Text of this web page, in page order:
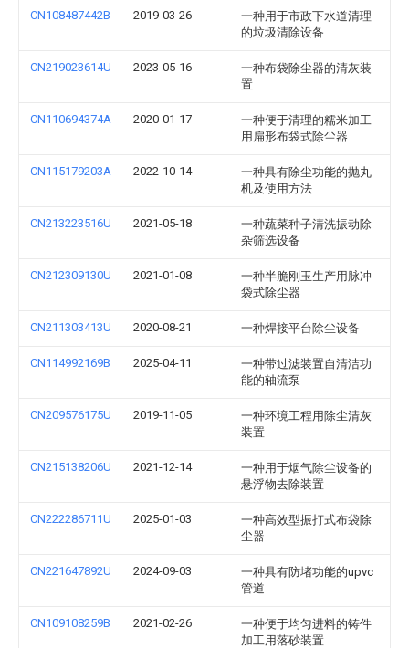
CN108487442B 2019-03-26
一种用于市政下水道清理
的垃圾清除设备
CN219023614U 2023-05-16
一种布袋除尘器的清灰装
置
CN110694374A 2020-01-17
一种便于清理的糯米加工
用扁形布袋式除尘器
CN115179203A 2022-10-14
一种具有除尘功能的抛丸
机及使用方法
CN213223516U 2021-05-18
一种蔬菜种子清洗振动除
杂筛选设备
CN212309130U 2021-01-08
一种半脆刚玉生产用脉冲
袋式除尘器
CN211303413U 2020-08-21 一种焊接平台除尘设备
CN114992169B 2025-04-11
一种带过滤装置自清洁功
能的轴流泵
CN209576175U 2019-11-05
一种环境工程用除尘清灰
装置
CN215138206U 2021-12-14
一种用于烟气除尘设备的
悬浮物去除装置
CN222286711U 2025-01-03
一种高效型振打式布袋除
尘器
CN221647892U 2024-09-03
一种具有防堵功能的upvc
管道
CN109108259B 2021-02-26
一种便于均匀进料的铸件
加工用落砂装置